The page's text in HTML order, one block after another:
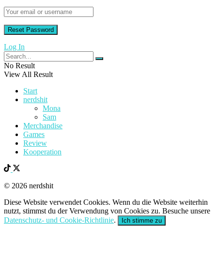
Log In
No Result
View All Result
Start
nerdshit
Mona
Sam
Merchandise
Games
Review
Kooperation
© 2026 nerdshit
Diese Website verwendet Cookies. Wenn du die Website weiterhin
nutzt, stimmst du der Verwendung von Cookies zu. Besuche unsere
Datenschutz- und Cookie-Richtlinie. Ich stimme zu